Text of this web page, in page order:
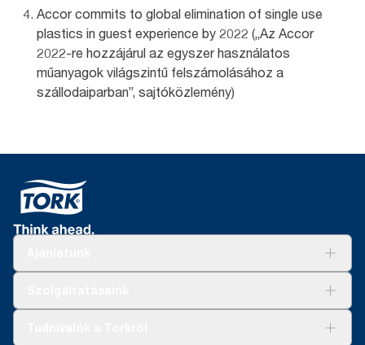
Accor commits to global elimination of single use
plastics in guest experience by 2022 („Az Accor
2022-re hozzájárul az egyszer használatos
műanyagok világszintű felszámolásához a
szállodaiparban”, sajtóközlemény)